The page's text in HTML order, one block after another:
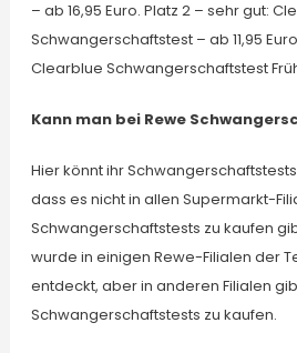
– ab 16,95 Euro. Platz 2 – sehr gut:
Schwangerschaftstest – ab 11,95
Clearblue Schwangerschaftstest
Kann man bei Rewe
Hier könnt ihr
dass es nicht in allen Supermarkt-
Schwangerschaftstests zu kaufen
wurde in einigen Rewe-Filialen der
entdeckt, aber in anderen Filialen
Schwangerschaftstests zu kaufen.